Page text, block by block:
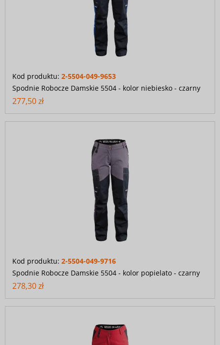
Kod produktu: 2-5504-049-9653
Spodnie Robocze Damskie 5504 - kolor niebiesko - czarny
277,50 zł
Kod produktu: 2-5504-049-9716
Spodnie Robocze Damskie 5504 - kolor popielato - czarny
278,30 zł